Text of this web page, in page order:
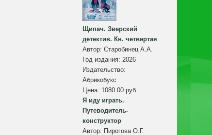
Щипач. Зверский
детектив. Кн. четвертая
Автор: Старобинец А.А.
Год издания: 2026
Издательство:
Абрикобукс
Цена: 1080.00 руб.
Я иду играть.
Путеводитель-
конструктор
Автор: Пирогова О.Г.